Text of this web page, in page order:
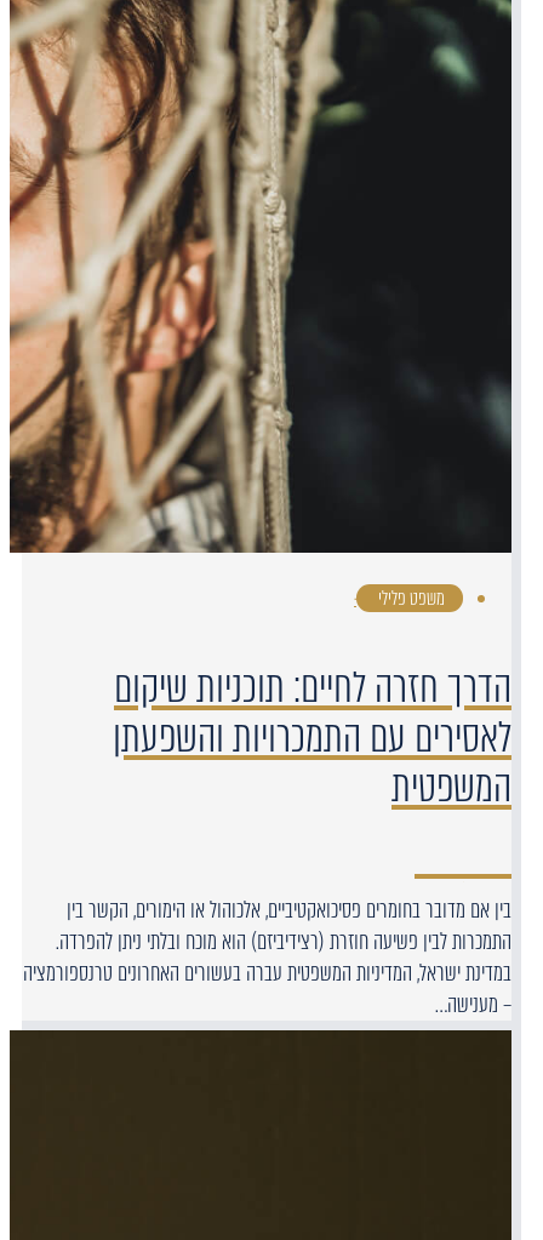
משפט פלילי ·
הדרך חזרה לחיים: תוכניות שיקום
לאסירים עם התמכרויות והשפעתן
המשפטית
בין אם מדובר בחומרים פסיכואקטיביים, אלכוהול או הימורים, הקשר בין
התמכרות לבין פשיעה חוזרת (רצידיביזם) הוא מוכח ובלתי ניתן להפרדה.
במדינת ישראל, המדיניות המשפטית עברה בעשורים האחרונים טרנספורמציה
– מענישה…